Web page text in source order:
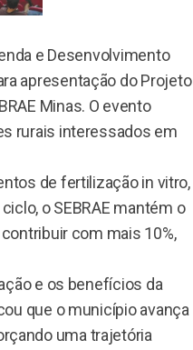
e Desenvolvimento
apresentação do Projeto
Minas. O evento
rurais interessados em
de fertilização in vitro,
o SEBRAE mantém o
com mais 10%,
e os benefícios da
que o município avança
uma trajetória